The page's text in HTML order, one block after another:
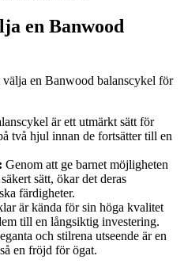
en Banwood
en Banwood balanscykel för
är ett utmärkt sätt för
två hjul innan de fortsätter till en
Genom att ge barnet möjligheten
sätt, ökar det deras
färdigheter.
är kända för sin höga kvalitet
till en långsiktig investering.
och stilrena utseende är en
en fröjd för ögat.